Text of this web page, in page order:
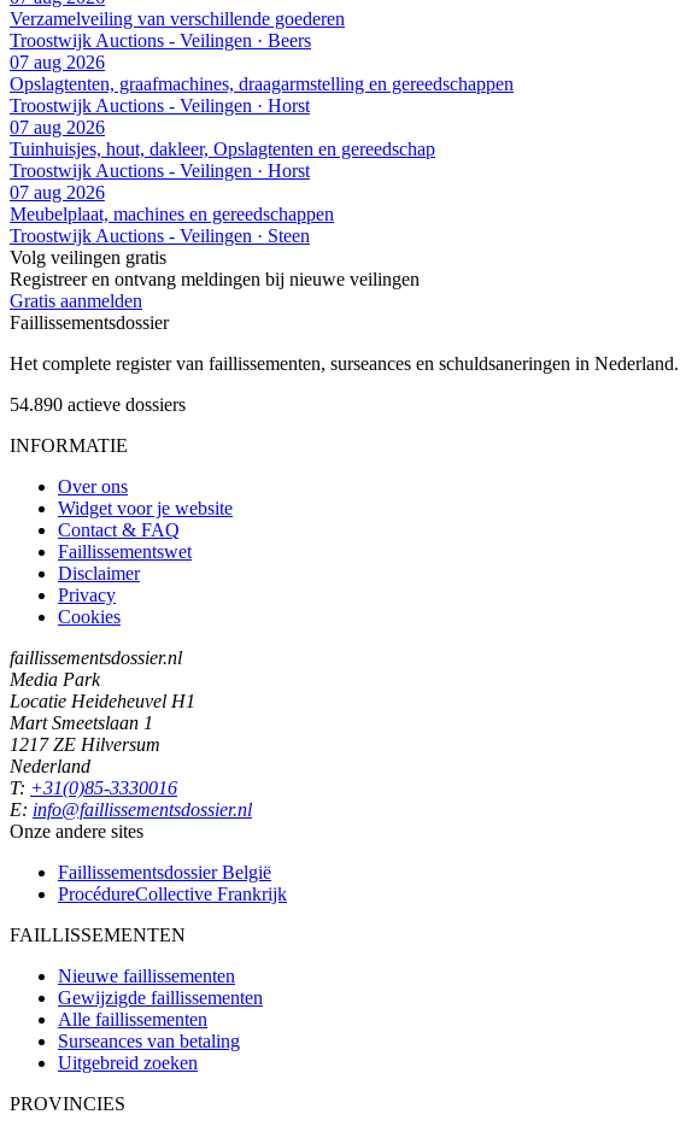
Verzamelveiling van verschillende goederen
Troostwijk Auctions - Veilingen · Beers
07 aug 2026
Opslagtenten, graafmachines, draagarmstelling en gereedschappen
Troostwijk Auctions - Veilingen · Horst
07 aug 2026
Tuinhuisjes, hout, dakleer, Opslagtenten en gereedschap
Troostwijk Auctions - Veilingen · Horst
07 aug 2026
Meubelplaat, machines en gereedschappen
Troostwijk Auctions - Veilingen · Steen
Volg veilingen gratis
Registreer en ontvang meldingen bij nieuwe veilingen
Gratis aanmelden
Faillissementsdossier
Het complete register van faillissementen, surseances en schuldsaneringen in Nederland.
54.890 actieve dossiers
INFORMATIE
Over ons
Widget voor je website
Contact & FAQ
Faillissementswet
Disclaimer
Privacy
Cookies
faillissementsdossier.nl
Media Park
Locatie Heideheuvel H1
Mart Smeetslaan 1
1217 ZE Hilversum
Nederland
T: +31(0)85-3330016
E: info@faillissementsdossier.nl
Onze andere sites
Faillissementsdossier België
ProcédureCollective Frankrijk
FAILLISSEMENTEN
Nieuwe faillissementen
Gewijzigde faillissementen
Alle faillissementen
Surseances van betaling
Uitgebreid zoeken
PROVINCIES